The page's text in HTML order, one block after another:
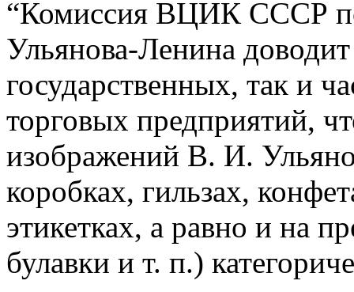
“Комиссия ВЦИК СССР
Ульянова-Ленина
государственных, так и
торговых предприятий,
изображений В. И.
коробках, гильзах,
этикетках, а равно и на
булавки и т. п.)